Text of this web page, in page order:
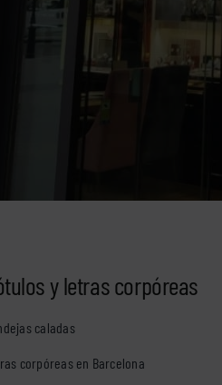
y letras corpóreas
caladas
corpóreas en Barcelona